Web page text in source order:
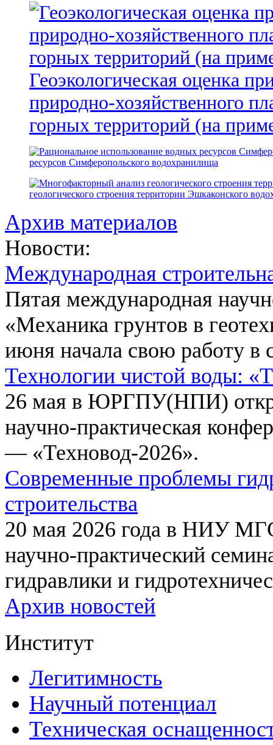
Геоэкологическая оценка
природно-хозяйственного
горных территорий (на
ресурсов Симферопольского водохранилища
геологического строения территории Эшкаконского
Архив материалов
Новости:
Международная
Пятая международная
«Механика грунтов в
июня начала свою работу в
Технологии чистой воды:
26 мая в ЮРГПУ(НПИ)
научно-практическая
— «Техновод-2026».
Современные проблемы
строительства
20 мая 2026 года в НИУ
научно-практический
гидравлики и
Архив новостей
Институт
Легитимность
Научный потенциал
Техническая